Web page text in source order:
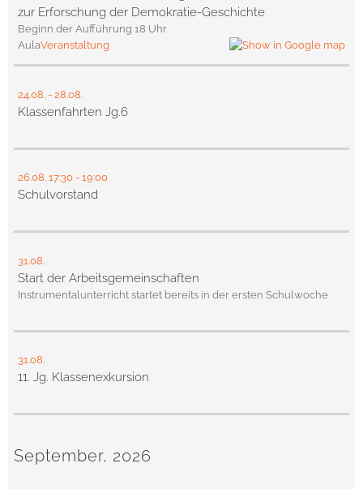
zur Erforschung der Demokratie-Geschichte
Beginn der Aufführung 18 Uhr
AulaVeranstaltung
24.08. - 28.08.
Klassenfahrten Jg.6
26.08. 17:30 - 19:00
Schulvorstand
31.08.
Start der Arbeitsgemeinschaften
Instrumentalunterricht startet bereits in der ersten Schulwoche
31.08.
11. Jg. Klassenexkursion
September, 2026